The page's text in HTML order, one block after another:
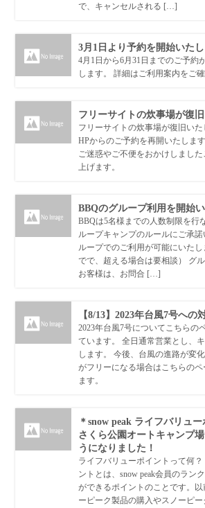
で、キャンセルされる […]
3月1日より予約を開始いたし
4月1日から6月31日までのご予約
します。 詳細はご利用案内をご確
フリーサイトの炊事場が復旧
フリーサイトの炊事場が復旧いた
HPからのご予約を再開いたしま
ご迷惑やご不便をおかけしまし
上げます。
BBQのグループ利用を開始い
BBQは5名様までの人数制限を行
ループキャンプのルールにご承
ループでのご利用が可能にいたし
でで、超える場合は要相談） グ
お客様は、お問合 […]
【8/13】2023年台風7号への
2023年台風7号についてこちらの
ています。 全日通常営業とし、
します。 今後、台風の進路が変
がフリーになる場合はこちらの
ます。
＊snow peak ライフバリュ
さくら公園オートキャンプ
うになりました！
ライフバリューポイントって何
ントとは、snow peak会員のラン
ができるポイントのことです。
ーピーク製品の購入やスノーピ